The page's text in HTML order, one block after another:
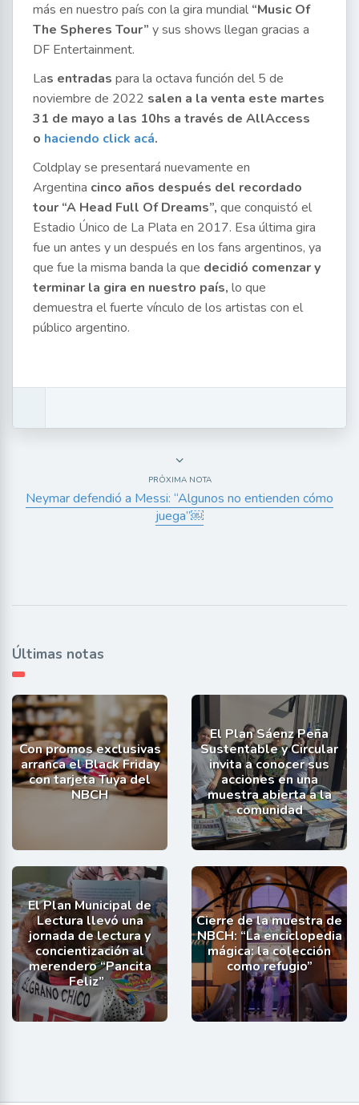
más en nuestro país con la gira mundial “Music Of
The Spheres Tour” y sus shows llegan gracias a
DF Entertainment.
Las entradas para la octava función del 5 de
noviembre de 2022 salen a la venta este martes
31 de mayo a las 10hs a través de AllAccess
o haciendo click acá.
Coldplay se presentará nuevamente en
Argentina cinco años después del recordado
tour “A Head Full Of Dreams”, que conquistó el
Estadio Único de La Plata en 2017. Esa última gira
fue un antes y un después en los fans argentinos, ya
que fue la misma banda la que decidió comenzar y
terminar la gira en nuestro país, lo que
demuestra el fuerte vínculo de los artistas con el
público argentino.
PRÓXIMA NOTA
Neymar defendió a Messi: “Algunos no entienden cómo
juega”￼
Últimas notas
Con promos exclusivas
arranca el Black Friday
con tarjeta Tuya del
NBCH
El Plan Sáenz Peña
Sustentable y Circular
invita a conocer sus
acciones en una
muestra abierta a la
comunidad
El Plan Municipal de
Lectura llevó una
jornada de lectura y
concientización al
merendero “Pancita
Feliz”
Cierre de la muestra de
NBCH: “La enciclopedia
mágica: la colección
como refugio”